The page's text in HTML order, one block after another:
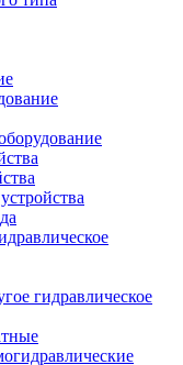
гидравлическое